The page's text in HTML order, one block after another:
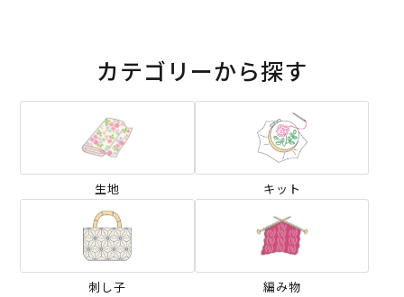
カテゴリーから探す
生地 キット
刺し子 編み物